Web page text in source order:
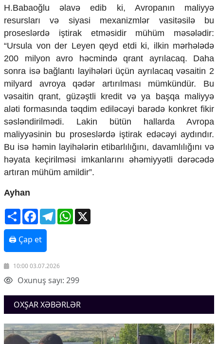
H.Babaoğlu əlavə edib ki, Avropanın maliyyə
resursları və siyasi mexanizmlər vasitəsilə bu
proseslərdə iştirak etməsidir mühüm məsələdir:
“Ursula von der Leyen qeyd etdi ki, ilkin mərhələdə
200 milyon avro həcmində qrant ayrılacaq. Daha
sonra isə bağlantı layihələri üçün ayrılacaq vəsaitin 2
milyard avroya qədər artırılması mümkündür. Bu
vəsaitin qrant, güzəştli kredit və ya başqa maliyyə
aləti formasında təqdim ediləcəyi barədə konkret fikir
səsləndirilmədi. Lakin bütün hallarda Avropa
maliyyəsinin bu proseslərdə iştirak edəcəyi aydındır.
Bu isə həmin layihələrin etibarlılığını, davamlılığını və
həyata keçirilməsi imkanlarını əhəmiyyətli dərəcədə
artıran mühüm amildir”.
Ayhan
ShareFacebookTelegramWhatsApp
🖨 Çap et
10:00 03.07.2026
Oxunuş sayı: 299
OXŞAR XƏBƏRLƏR